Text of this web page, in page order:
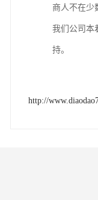
商人不在少
我们公司本
持。
http://